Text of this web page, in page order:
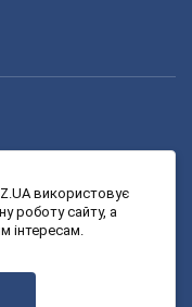
використовує
роботу сайту, а
інтересам.